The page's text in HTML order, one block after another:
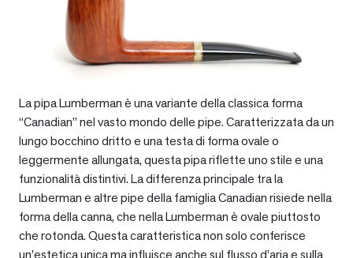
La pipa Lumberman è una variante della classica forma
“Canadian” nel vasto mondo delle pipe. Caratterizzata da un
lungo bocchino dritto e una testa di forma ovale o
leggermente allungata, questa pipa riflette uno stile e una
funzionalità distintivi. La differenza principale tra la
Lumberman e altre pipe della famiglia Canadian risiede nella
forma della canna, che nella Lumberman è ovale piuttosto
che rotonda. Questa caratteristica non solo conferisce
un’estetica unica ma influisce anche sul flusso d’aria e sulla